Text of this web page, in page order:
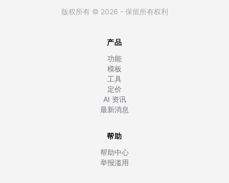
版权所有 © 2026 - 保留所有权利
产品
功能
模板
工具
定价
AI 资讯
最新消息
帮助
帮助中心
举报滥用